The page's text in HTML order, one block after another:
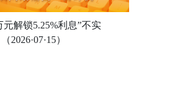
元解锁5.25%利息”不实
（2026·07·15）